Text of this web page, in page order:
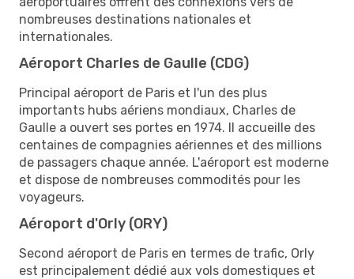
nombreuses destinations nationales et
internationales.
Aéroport Charles de Gaulle (CDG)
Principal aéroport de Paris et l'un des plus
importants hubs aériens mondiaux, Charles de
Gaulle a ouvert ses portes en 1974. Il accueille des
centaines de compagnies aériennes et des millions
de passagers chaque année. L'aéroport est moderne
et dispose de nombreuses commodités pour les
voyageurs.
Aéroport d'Orly (ORY)
Second aéroport de Paris en termes de trafic, Orly
est principalement dédié aux vols domestiques et